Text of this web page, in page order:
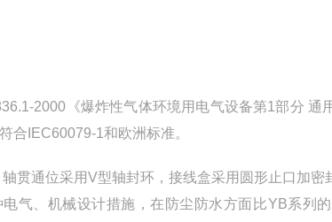
2000《爆炸性气体环境用电气设备第1部分 通
合IEC60079-1和欧洲标准。
贯通位采用V型轴封环，接线盒采用圆形止口加
气、机械设计措施，在防尘防水方面比YB系列